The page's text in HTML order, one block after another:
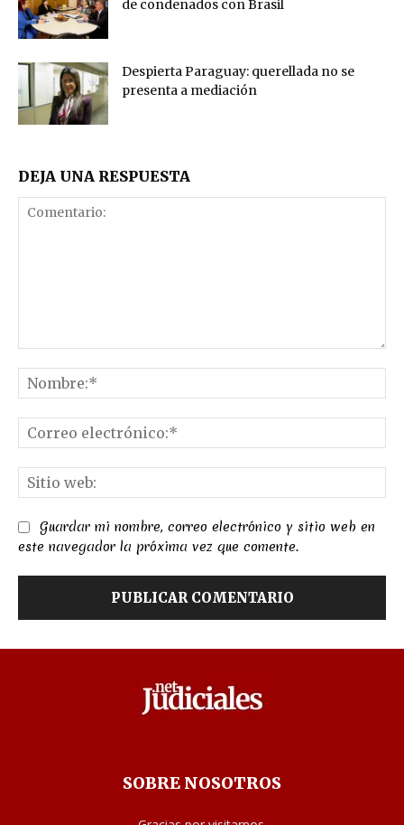
de condenados con Brasil
Despierta Paraguay: querellada no se
presenta a mediación
DEJA UNA RESPUESTA
Guardar mi nombre, correo electrónico y sitio web en
este navegador la próxima vez que comente.
SOBRE NOSOTROS